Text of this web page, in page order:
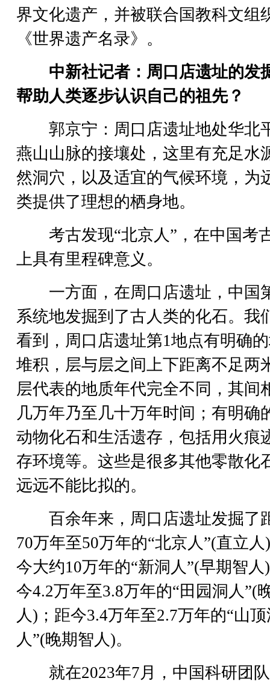
界文化遗产，并被联合国教科文组
《世界遗产名录》。
中新社记者：周口店遗址的发
帮助人类逐步认识自己的祖先？
郭京宁：周口店遗址地处华北
燕山山脉的接壤处，这里有充足水
然洞穴，以及适宜的气候环境，为
类提供了理想的栖身地。
考古发现“北京人”，在中国考
上具有里程碑意义。
一方面，在周口店遗址，中国
系统地发掘到了古人类的化石。我
看到，周口店遗址第1地点有明确
堆积，层与层之间上下距离不足两
层代表的地质年代完全不同，其间
几万年乃至几十万年时间；有明确
动物化石和生活遗存，包括用火痕
存环境等。这些是很多其他零散化
远远不能比拟的。
百余年来，周口店遗址发掘了
70万年至50万年的“北京人”(直立人
今大约10万年的“新洞人”(早期智人
今4.2万年至3.8万年的“田园洞人”(
人)；距今3.4万年至2.7万年的“山
人”(晚期智人)。
就在2023年7月，中国科研团